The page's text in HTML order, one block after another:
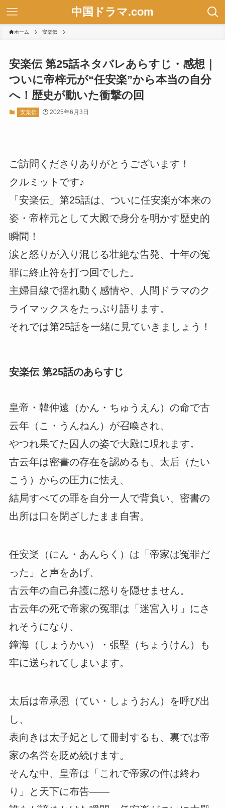
中国ドラマ.com
ホーム 安楽伝
安楽伝 第25話ネタバレあらすじ・感想｜
ついに帝梓元が“任安楽”から本当の自分
へ！歴史が動いた衝撃の回
安楽伝 2025年6月3日
ご訪問くださりありがとうございます！
クルミットです♪
「安楽伝」第25話は、ついに任安楽が本来の
姿・帝梓元として大殿で身分を明かす歴史的
瞬間！
涙と怒りが入り混じる壮絶な告発、十年の冤
罪に終止符を打つ回でした。
主婦目線で揺れ動く感情や、人間ドラマのク
ライマックスをたっぷり語ります。
それでは第25話を一緒に見ていきましょう！
安楽伝 第25話のあらすじ
皇帝・韓仲遠（かん・ちゅうえん）の命で古
云年（こ・うんねん）が召喚され、
やつれ果てた囚人の姿で大殿に現れます。
古云年は密書の存在を認めるも、太后（たい
こう）からの圧力に怯え、
結局すべての罪を自分一人で背負い、密書の
出所は口を閉ざしたまま自害。
任安楽（にん・あんらく）は「帝家は冤罪だ
った」と声をあげ、
古云年の自己弁護に怒りを隠せません。
古云年の死で帝家の冤罪は「迷宮入り」にさ
れそうになり、
鐘海（しょうかい）・張堅（ちょうけん）も
牢に送られてしまいます。
太后は帝承恩（てい・しょうおん）を呼び出
し、
表向きは太子妃として冊封するも、裏では帝
家の名誉を貶め続けます。
そんな中、皇帝は「これで帝家の件は終わ
り」と天下に布告――